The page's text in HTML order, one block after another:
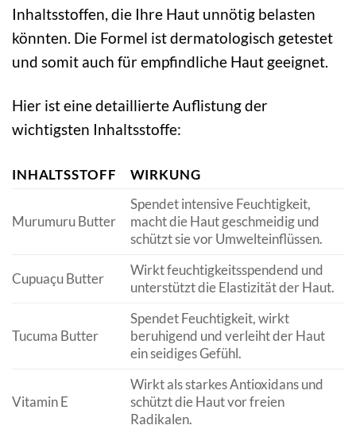
Inhaltsstoffen, die Ihre Haut unnötig belasten
könnten. Die Formel ist dermatologisch getestet
und somit auch für empfindliche Haut geeignet.
Hier ist eine detaillierte Auflistung der
wichtigsten Inhaltsstoffe:
INHALTSSTOFF WIRKUNG
Murumuru Butter
Spendet intensive Feuchtigkeit,
macht die Haut geschmeidig und
schützt sie vor Umwelteinflüssen.
Cupuaçu Butter
Wirkt feuchtigkeitsspendend und
unterstützt die Elastizität der Haut.
Tucuma Butter
Spendet Feuchtigkeit, wirkt
beruhigend und verleiht der Haut
ein seidiges Gefühl.
Vitamin E
Wirkt als starkes Antioxidans und
schützt die Haut vor freien
Radikalen.